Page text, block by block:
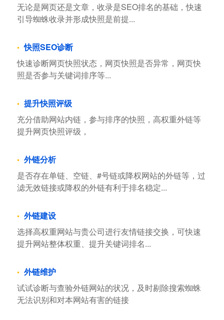
无论是网页还是文章，收录是SEO排名的基础，快速
引导蜘蛛收录并形成快照是前提...
快照SEO诊断
快速诊断网页快照状态，网页快照是否异常，网页快
照是否参与关键词排序等...
提升快照评级
充分借助网站内链，参与排序的快照，高权重外链等
提升网页快照评级，
外链分析
是否存在单链、空链、#号链或降权网站的外链等，过
滤无效链接或降权的外链有利于排名稳定...
外链建设
选择高权重网站与贵公司进行友情链接交换，可快速
提升网站整体权重、提升关键词排名...
外链维护
试试诊断与查验外链网站的状况，及时剔除搜索蜘蛛
无法识别和对本网站有害的链接